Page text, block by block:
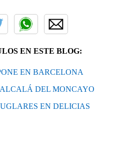
EN ESTE BLOG:
EN BARCELONA
DEL MONCAYO
EN DELICIAS